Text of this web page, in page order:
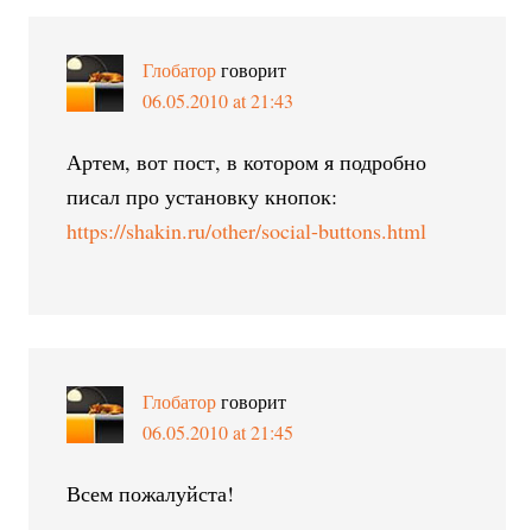
Глобатор говорит
06.05.2010 at 21:43
Артем, вот пост, в котором я подробно
писал про установку кнопок:
https://shakin.ru/other/social-buttons.html
Глобатор говорит
06.05.2010 at 21:45
Всем пожалуйста!